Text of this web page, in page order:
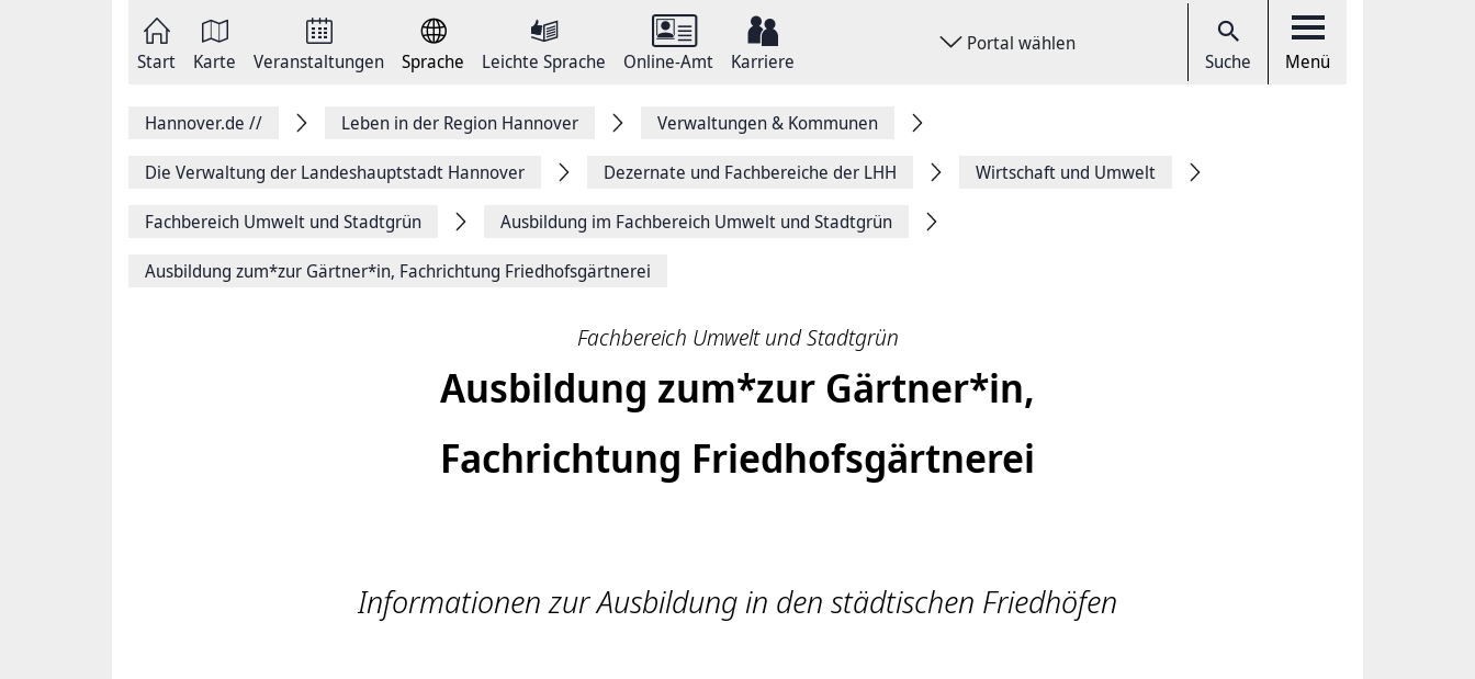
Start Karte Veranstaltungen Sprache Leichte Sprache Online-Amt Karriere
Portal wählen
Suche Menü
Hannover.de // Leben in der Region Hannover Verwaltungen & Kommunen
Die Verwaltung der Landeshauptstadt Hannover Dezernate und Fachbereiche der LHH Wirtschaft und Umwelt
Fachbereich Umwelt und Stadtgrün Ausbildung im Fachbereich Umwelt und Stadtgrün
Ausbildung zum*zur Gärtner*in, Fachrichtung Friedhofsgärtnerei
Fachbereich Umwelt und Stadtgrün
Ausbildung zum*zur Gärtner*in,
Fachrichtung Friedhofsgärtnerei
Informationen zur Ausbildung in den städtischen Friedhöfen